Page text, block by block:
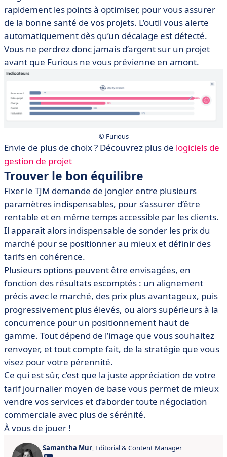
rapidement les points à optimiser, pour vous assurer
de la bonne santé de vos projets. L’outil vous alerte
automatiquement dès qu’un décalage est détecté.
Vous ne perdrez donc jamais d’argent sur un projet
avant que Furious ne vous prévienne en amont.
© Furious
Envie de plus de choix ? Découvrez plus de logiciels de
gestion de projet
Trouver le bon équilibre
Fixer le TJM demande de jongler entre plusieurs
paramètres indispensables, pour s’assurer d’être
rentable et en même temps accessible par les clients.
Il apparaît alors indispensable de sonder les prix du
marché pour se positionner au mieux et définir des
tarifs en cohérence.
Plusieurs options peuvent être envisagées, en
fonction des résultats escomptés : un alignement
précis avec le marché, des prix plus avantageux, puis
progressivement plus élevés, ou alors supérieurs à la
concurrence pour un positionnement haut de
gamme. Tout dépend de l’image que vous souhaitez
renvoyer, et tout compte fait, de la stratégie que vous
visez pour votre pérennité.
Ce qui est sûr, c’est que la juste appréciation de votre
tarif journalier moyen de base vous permet de mieux
vendre vos services et d’aborder toute négociation
commerciale avec plus de sérénité.
À vous de jouer !
Samantha Mur, Editorial & Content Manager